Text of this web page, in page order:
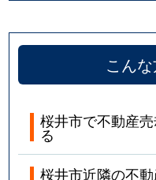
こん
桜井市で不動産
る
桜井市近隣の不